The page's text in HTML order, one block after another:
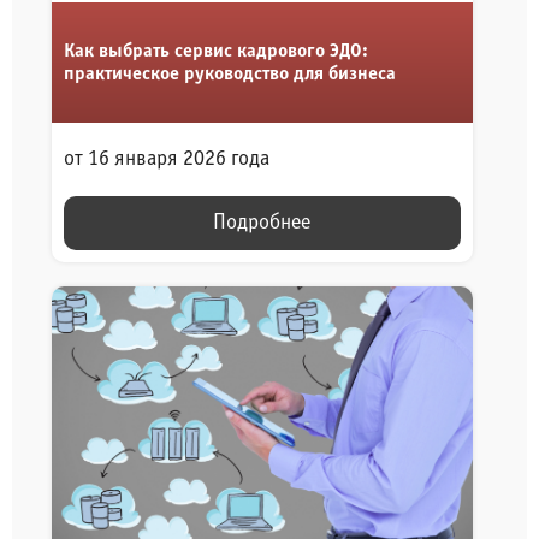
Как выбрать сервис кадрового ЭДО:
практическое руководство для бизнеса
от 16 января 2026 года
Подробнее